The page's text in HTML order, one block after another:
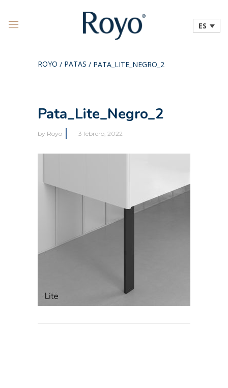
ES
ROYO / PATAS / PATA_LITE_NEGRO_2
Pata_Lite_Negro_2
by Royo 3 febrero, 2022